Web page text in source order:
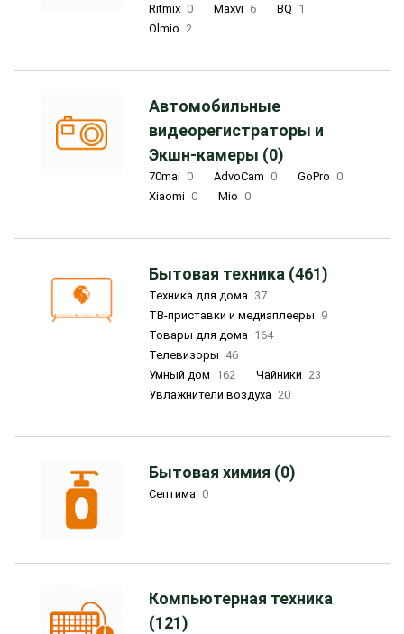
Ritmix 0 Maxvi 6 BQ 1
Olmio 2
Автомобильные
видеорегистраторы и
Экшн-камеры (0)
70mai 0 AdvoCam 0 GoPro 0
Xiaomi 0 Mio 0
Бытовая техника (461)
Техника для дома 37
ТВ-приставки и медиаплееры 9
Товары для дома 164
Телевизоры 46
Умный дом 162 Чайники 23
Увлажнители воздуха 20
Бытовая химия (0)
Септима 0
Компьютерная техника
(121)